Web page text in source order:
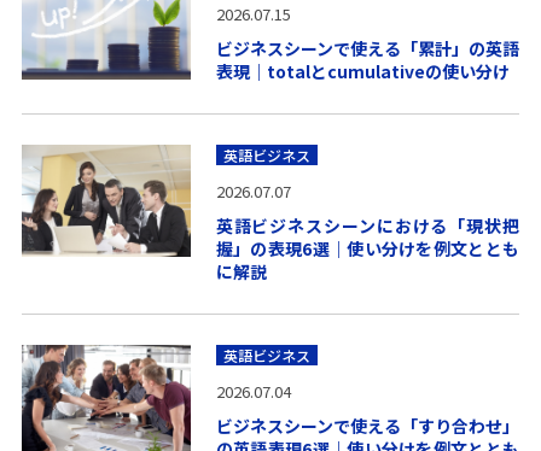
ビジネスシーンで使える「累計」の英語
表現｜totalとcumulativeの使い分け
2026.07.15
英語ビジネス
英語ビジネスシーンにおける「現状把
握」の表現6選｜使い分けを例文ととも
に解説
2026.07.07
英語ビジネス
ビジネスシーンで使える「すり合わせ」
2026.07.04